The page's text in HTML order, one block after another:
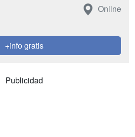
Online
+info gratis
Publicidad